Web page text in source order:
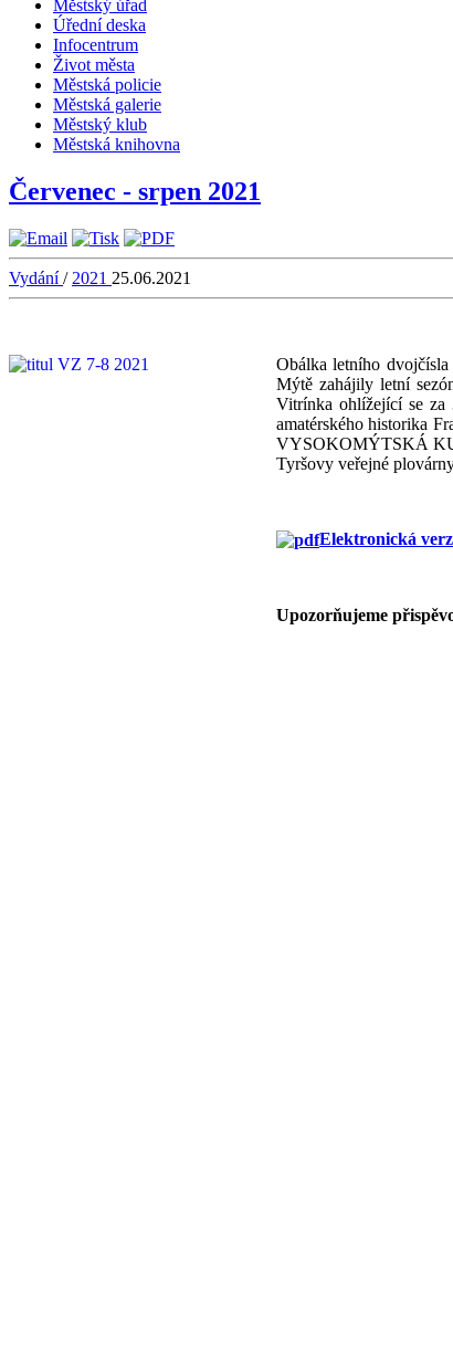
Městský úřad
Úřední deska
Infocentrum
Život města
Městská policie
Městská galerie
Městský klub
Městská knihovna
Červenec - srpen 2021
Vydání/ 2021 25.06.2021
Obálka letního
Mýtě zahájily letní
Vitrínka ohlížející se za
amatérského historika
VYSOKOMÝTSKÁ
Tyršovy veřejné
Elektronická
Upozorňujeme